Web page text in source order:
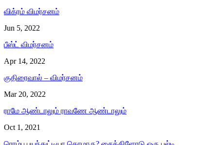
விக்ரம் விமர்சனம்
Jun 5, 2022
பீஸ்ட் விமர்சனம்
Apr 14, 2022
குதிரைவால் – விமர்சனம்
Mar 20, 2022
ராமே ஆண்டாலும் ராவணே ஆண்டாலும்
Oct 1, 2021